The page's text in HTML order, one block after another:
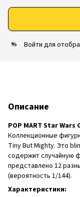
% Войти для
Описание
POP MART Star
Коллекционные
Tiny But Mighty. Это
содержит случайную
представлено 12
(вероятность 1/144).
Характеристики: